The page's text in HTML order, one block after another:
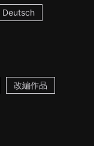
Deutsch
改編作品